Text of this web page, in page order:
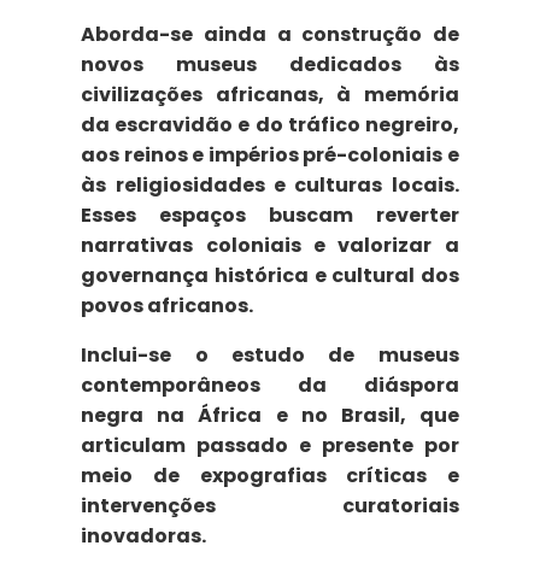
Aborda-se ainda a construção de
novos museus
dedicados às
civilizações africanas, à memória
da escravidão e do tráfico negreiro,
aos reinos e impérios pré-coloniais e
às religiosidades e culturas locais.
Esses espaços buscam reverter
narrativas coloniais e valorizar a
governança histórica e cultural dos
povos africanos.
Inclui-se o estudo de
museus
contemporâneos da diáspora
negra na África e no Brasil, que
articulam passado e presente por
meio de expografias críticas e
intervenções curatoriais
inovadoras.